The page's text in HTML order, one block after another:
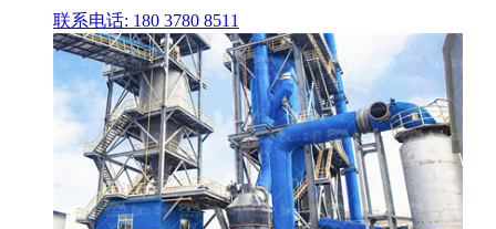
联系电话: 180 3780 8511